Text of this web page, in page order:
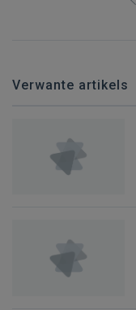
Verwante artikels